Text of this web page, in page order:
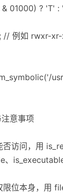
01000) ? 'T' :
// 例如 rwxr-
意事项
访问，用
、
限位本身，用